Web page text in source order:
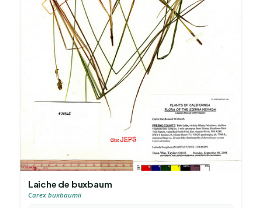
Laiche de buxbaum
Carex buxbaumii